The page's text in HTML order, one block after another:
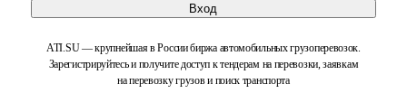
Вход
ATI.SU — крупнейшая в России биржа автомобильных грузоперевозок.
Зарегистрируйтесь и получите доступ к тендерам на перевозки, заявкам
на перевозку грузов и поиск транспорта